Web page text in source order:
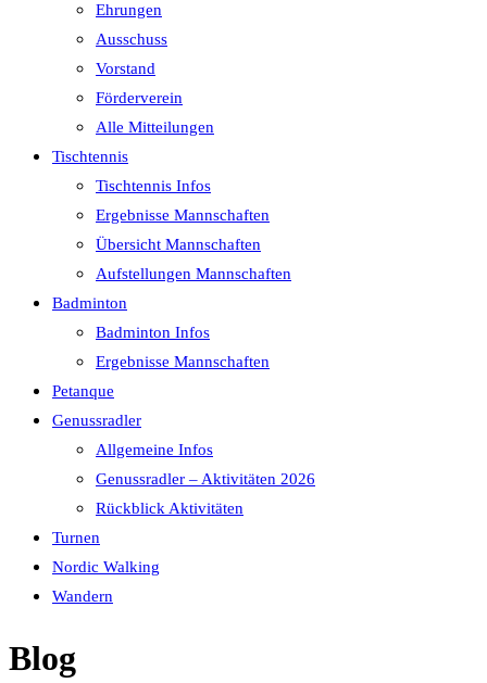
Ehrungen
Ausschuss
Vorstand
Förderverein
Alle Mitteilungen
Tischtennis
Tischtennis Infos
Ergebnisse Mannschaften
Übersicht Mannschaften
Aufstellungen Mannschaften
Badminton
Badminton Infos
Ergebnisse Mannschaften
Petanque
Genussradler
Allgemeine Infos
Genussradler – Aktivitäten 2026
Rückblick Aktivitäten
Turnen
Nordic Walking
Wandern
Blog